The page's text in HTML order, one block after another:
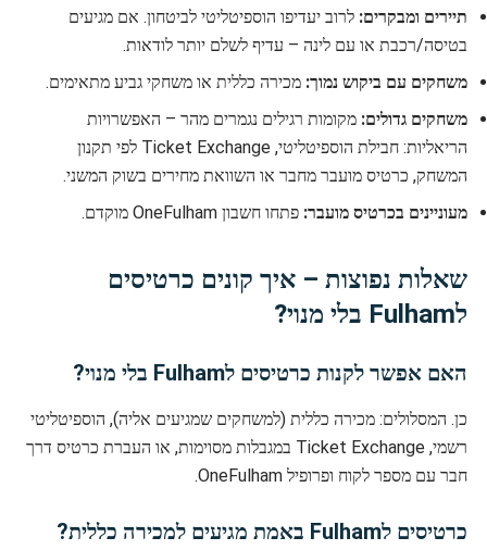
תיירים ומבקרים: לרוב יעדיפו הוספיטליטי לביטחון. אם מגיעים
בטיסה/רכבת או עם לינה – עדיף לשלם יותר לודאות.
משחקים עם ביקוש נמוך: מכירה כללית או משחקי גביע מתאימים.
משחקים גדולים: מקומות רגילים נגמרים מהר – האפשרויות
הריאליות: חבילת הוספיטליטי, Ticket Exchange לפי תקנון
המשחק, כרטיס מועבר מחבר או השוואת מחירים בשוק המשני.
מעוניינים בכרטיס מועבר: פתחו חשבון OneFulham מוקדם.
שאלות נפוצות – איך קונים כרטיסים
לFulham בלי מנוי?
האם אפשר לקנות כרטיסים לFulham בלי מנוי?
כן. המסלולים: מכירה כללית (למשחקים שמגיעים אליה), הוספיטליטי
רשמי, Ticket Exchange במגבלות מסוימות, או העברת כרטיס דרך
חבר עם מספר לקוח ופרופיל OneFulham.
כרטיסים לFulham באמת מגיעים למכירה כללית?